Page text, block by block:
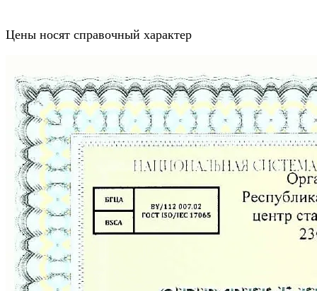
Цены носят справочный характер